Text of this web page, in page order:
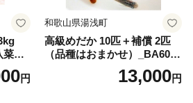
を使った手作りスイーツ
葉、ノンカフェイン
菜館
31
高火
円
和歌山県湯浅町
高級めだか 10匹＋補償 2匹
（品種はおまかせ）_BA6001
13,000円